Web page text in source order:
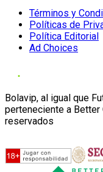
Términos y
Políticas de
Política Editorial
Ad Choices
Bolavip, al igual que
perteneciente a
reservados